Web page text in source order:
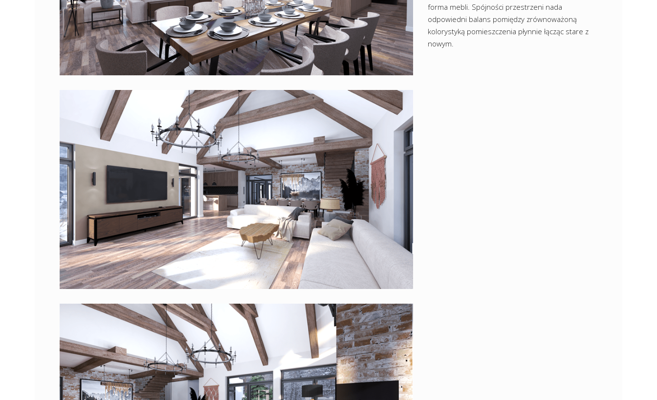
forma mebli. Spójności przestrzeni nada
odpowiedni balans pomiędzy zrównoważoną
kolorystyką pomieszczenia płynnie łącząc stare z
nowym.